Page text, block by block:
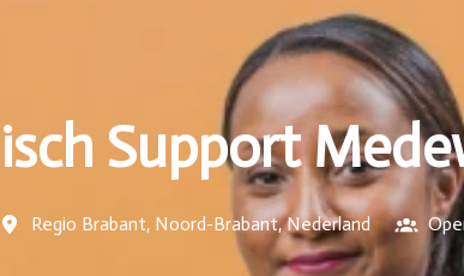
Support
Regio Brabant, Noord-Brabant, Nederland